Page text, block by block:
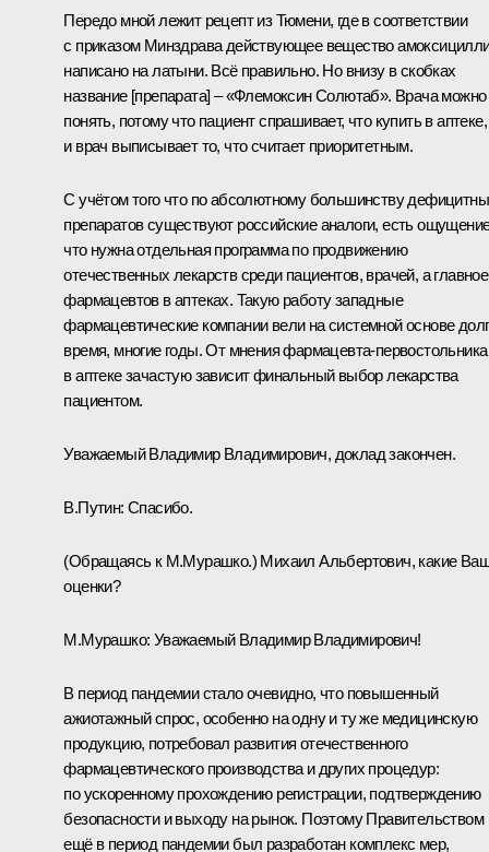
Передо мной лежит рецепт из Тюмени, где в соответствии
с приказом Минздрава действующее вещество
написано на латыни. Всё правильно. Но внизу в скобках
название [препарата] – «Флемоксин Солютаб». Врача можно
понять, потому что пациент спрашивает, что купить в аптеке,
и врач выписывает то, что считает приоритетным.
С учётом того что по абсолютному большинству
препаратов существуют российские аналоги, есть
что нужна отдельная программа по продвижению
отечественных лекарств среди пациентов, врачей, а
фармацевтов в аптеках. Такую работу западные
фармацевтические компании вели на системной основе
время, многие годы. От мнения фармацевта-первостольника
в аптеке зачастую зависит финальный выбор лекарства
пациентом.
Уважаемый Владимир Владимирович, доклад закончен.
В.Путин: Спасибо.
(Обращаясь к М.Мурашко.) Михаил Альбертович, какие
оценки?
М.Мурашко: Уважаемый Владимир Владимирович!
В период пандемии стало очевидно, что повышенный
ажиотажный спрос, особенно на одну и ту же медицинскую
продукцию, потребовал развития отечественного
фармацевтического производства и других процедур:
по ускоренному прохождению регистрации, подтверждению
безопасности и выходу на рынок. Поэтому Правительством
ещё в период пандемии был разработан комплекс мер,